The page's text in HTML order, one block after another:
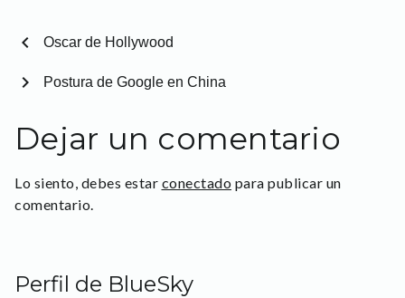
chevron_left Oscar de Hollywood
Postura de Google en China
chevron_right
Dejar un comentario
Lo siento, debes estar conectado para publicar un
comentario.
Perfil de BlueSky